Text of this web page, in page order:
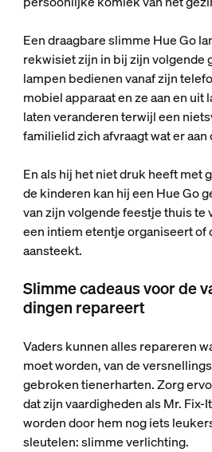
Een draagbare slimme Hue Go
rekwisiet zijn in bij zijn volgende
lampen bedienen vanaf zijn
mobiel apparaat en ze aan en uit
laten veranderen terwijl een
familielid zich afvraagt wat er aan
En als hij het niet druk heeft met
de kinderen kan hij een Hue Go
van zijn volgende feestje thuis te
een intiem etentje organiseert of
aansteekt.
Slimme cadeaus voor de
dingen repareert
Vaders kunnen alles repareren
moet worden, van de
gebroken tienerharten. Zorg
dat zijn vaardigheden als Mr. Fix-
worden door hem nog iets
sleutelen: slimme verlichting.